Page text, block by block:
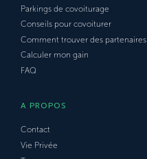
Parkings de covoiturage
Conseils pour covoiturer
Comment trouver des partenaires
Calculer mon gain
FAQ
A PROPOS
Contact
Vie Privée